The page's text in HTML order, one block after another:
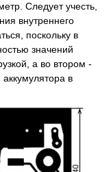
Следует учесть,
внутреннего
поскольку в
значений
а во втором -
аккумулятора в